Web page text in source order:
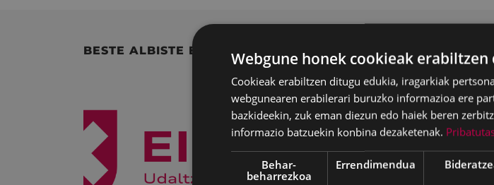
BESTE ALBISTE BATZUKWebgune honek cookieak erabiltzen
Cookieak erabiltzen ditugu edukia, iragarkiak
webgunearen erabilerari buruzko informazioa ere
bazkideekin, zuk eman diezun edo haiek beren
informazio batzuekin konbina dezaketenak.
Behar-
beharrezkoa
Errendimendua